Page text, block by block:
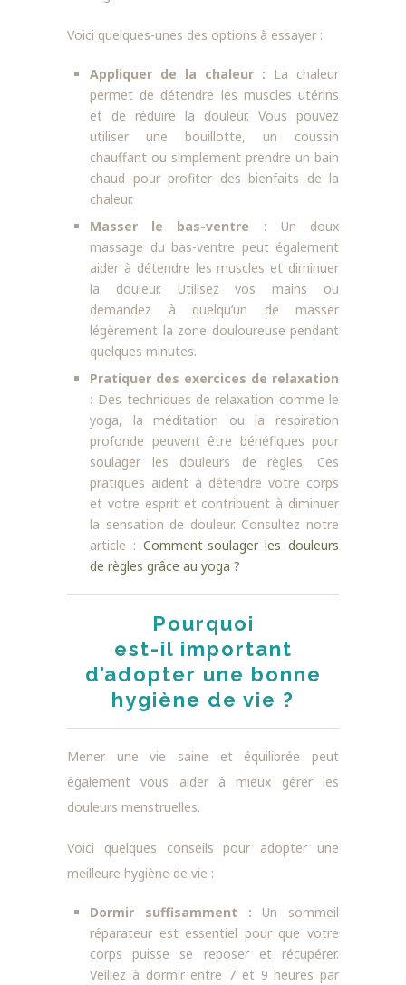
Voici quelques-unes des options à essayer :
Appliquer de la chaleur : La chaleur
permet de détendre les muscles utérins
et de réduire la douleur. Vous pouvez
utiliser une bouillotte, un coussin
chauffant ou simplement prendre un bain
chaud pour profiter des bienfaits de la
chaleur.
Masser le bas-ventre : Un doux
massage du bas-ventre peut également
aider à détendre les muscles et diminuer
la douleur. Utilisez vos mains ou
demandez à quelqu’un de masser
légèrement la zone douloureuse pendant
quelques minutes.
Pratiquer des exercices de relaxation
: Des techniques de relaxation comme le
yoga, la méditation ou la respiration
profonde peuvent être bénéfiques pour
soulager les douleurs de règles. Ces
pratiques aident à détendre votre corps
et votre esprit et contribuent à diminuer
la sensation de douleur. Consultez notre
article : Comment-soulager les douleurs
de règles grâce au yoga ?
Pourquoi
est-il important
d’adopter une bonne
hygiène de vie ?
Mener une vie saine et équilibrée peut
également vous aider à mieux gérer les
douleurs menstruelles.
Voici quelques conseils pour adopter une
meilleure hygiène de vie :
Dormir suffisamment : Un sommeil
réparateur est essentiel pour que votre
corps puisse se reposer et récupérer.
Veillez à dormir entre 7 et 9 heures par